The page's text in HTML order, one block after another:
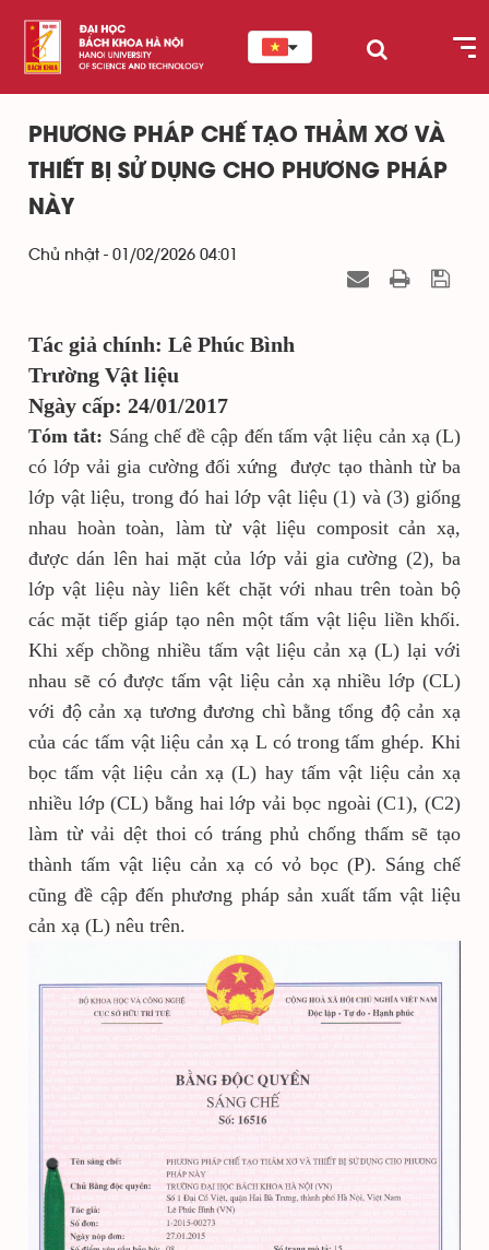
PHƯƠNG PHÁP CHẾ TẠO THẢM XƠ VÀ
THIẾT BỊ SỬ DỤNG CHO PHƯƠNG PHÁP
NÀY
Chủ nhật - 01/02/2026 04:01
Tác giả chính: Lê Phúc Bình
Trường Vật liệu
Ngày cấp: 24/01/2017
Tóm tắt: Sáng chế đề cập đến tấm vật liệu cản xạ (L)
có lớp vải gia cường đối xứng được tạo thành từ ba
lớp vật liệu, trong đó hai lớp vật liệu (1) và (3) giống
nhau hoàn toàn, làm từ vật liệu composit cản xạ,
được dán lên hai mặt của lớp vải gia cường (2), ba
lớp vật liệu này liên kết chặt với nhau trên toàn bộ
các mặt tiếp giáp tạo nên một tấm vật liệu liền khối.
Khi xếp chồng nhiều tấm vật liệu cản xạ (L) lại với
nhau sẽ có được tấm vật liệu cản xạ nhiều lớp (CL)
với độ cản xạ tương đương chì bằng tổng độ cản xạ
của các tấm vật liệu cản xạ L có trong tấm ghép. Khi
bọc tấm vật liệu cản xạ (L) hay tấm vật liệu cản xạ
nhiều lớp (CL) bằng hai lớp vải bọc ngoài (C1), (C2)
làm từ vải dệt thoi có tráng phủ chống thấm sẽ tạo
thành tấm vật liệu cản xạ có vỏ bọc (P). Sáng chế
cũng đề cập đến phương pháp sản xuất tấm vật liệu
cản xạ (L) nêu trên.